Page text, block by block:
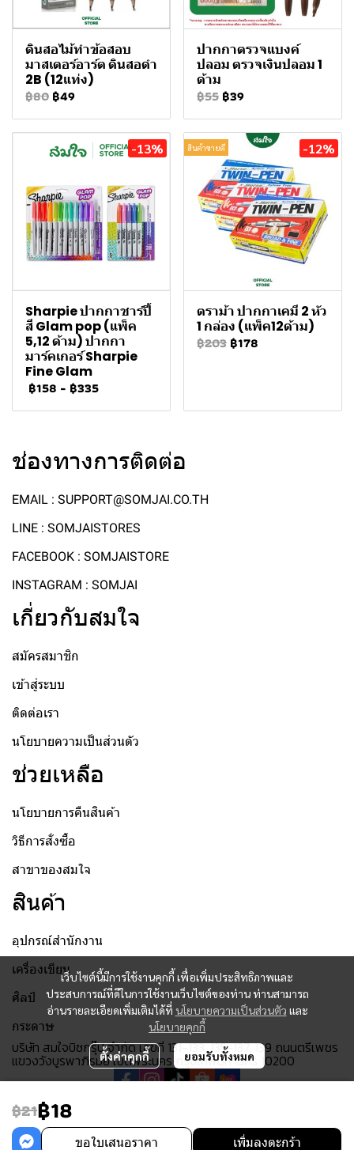
ดินสอไม้ทําข้อสอบ
มาสเตอร์อาร์ต ดินสอดำ
2B (12แท่ง)
฿80 ฿49
ปากกาตรวจแบงค์
ปลอม ตรวจเงินปลอม 1
ด้าม
฿55 ฿39
-13%
Sharpie ปากกาชาร์ปี้
สี Glam pop (แพ็ค
5,12 ด้าม) ปากกา
มาร์คเกอร์ Sharpie
Fine Glam
฿158 - ฿335
สินค้าขายดี -12%
ตราม้า ปากกาเคมี 2 หัว
1 กล่อง (แพ็ค12ด้าม)
฿203 ฿178
฿21฿18
ขอใบเสนอราคา เพิ่มลงตะกร้า
เว็บไซต์นี้มีการใช้งานคุกกี้ เพื่อเพิ่มประสิทธิภาพและ
ประสบการณ์ที่ดีในการใช้งานเว็บไซต์ของท่าน ท่านสามารถ
อ่านรายละเอียดเพิ่มเติมได้ที่ นโยบายความเป็นส่วนตัว และ
นโยบายคุกกี้
ตั้งค่าคุกกี้ ยอมรับทั้งหมด
ช่องทางการติดต่อ
EMAIL : SUPPORT@SOMJAI.CO.TH
LINE : SOMJAISTORES
FACEBOOK : SOMJAISTORE
INSTAGRAM : SOMJAI
เกี่ยวกับสมใจ
สมัครสมาชิก
เข้าสู่ระบบ
ติดต่อเรา
นโยบายความเป็นส่วนตัว
ช่วยเหลือ
นโยบายการคืนสินค้า
วิธีการสั่งซื้อ
สาขาของสมใจ
สินค้า
อุปกรณ์สำนักงาน
เครื่องเขียน
ศิลป์
กระดาษ
บริษัท สมใจบิซกรุ๊ป จำกัด เลขที่ 131-133, 135-137, 139 ถนนตรีเพชร
แขวงวังบูรพาภิรมย์ เขตพระนคร กรุงเทพมหานคร 10200
© 2023 SOMJAI ALL RIGHTS RESERVED